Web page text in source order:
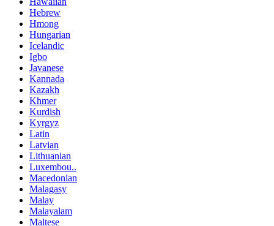
Hebrew
Hmong
Hungarian
Icelandic
Igbo
Javanese
Kannada
Kazakh
Khmer
Kurdish
Kyrgyz
Latin
Latvian
Lithuanian
Luxembou..
Macedonian
Malagasy
Malay
Malayalam
Maltese